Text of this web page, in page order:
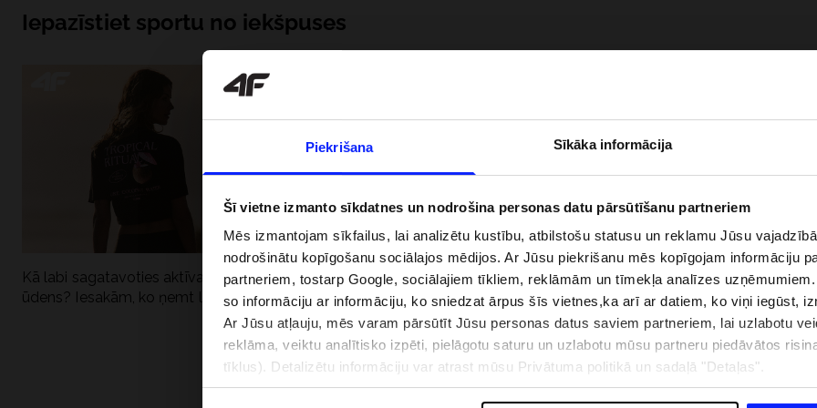
Piekrišana Sīkāka informācija
Šī vietne izmanto sīkdatnes un nodrošina personas datu pārsūtīšanu partneriem
Mēs izmantojam sīkfailus, lai analizētu kustību, atbilstošu statusu un reklamu Jūsu
nodrošinātu kopīgošanu sociālajos mēdijos. Ar Jūsu piekrišanu mēs kopīgojam informāciju
partneriem, tostarp Google, sociālajiem tīkliem, reklāmām un tīmekļa analīzes
so informāciju ar informāciju, ko sniedzat ārpus šīs vietnes,ka arī ar datiem, ko viņi iegūst,
Ar Jūsu atļauju, mēs varam pārsūtīt Jūsu personas datus saviem partneriem, lai uzlabotu
reklāma, veiktu analītisko izpēti, pielāgotu saturu un uzlabotu mūsu partneru piedāvātos
tīklus). Detalizētu informāciju var atrast mūsu Privātuma politikā un sadaļā "Detaļas".
Iepazīstiet sportu no iekšpuses
Kā labi sagatavoties aktīvai dienai pie
ūdens? Iesakām, ko ņemt līdzi
Kāpēc UV aizsardzībai pie ūdens jābūt
dubultai: UPF apģērbs + SPF
Jaunā 4F tenisa un padela kolekcija.
Sportiska funkcionalitāte satiekas ar
mūsdienīgu stilu
VEIKALU ADRESES B2B 4F TEAM LOJALITĀTES